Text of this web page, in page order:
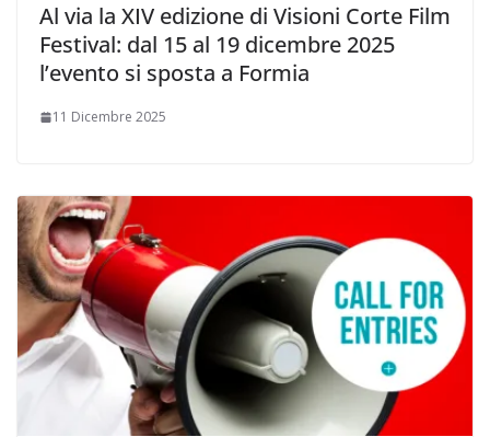
Al via la XIV edizione di Visioni Corte Film
Festival: dal 15 al 19 dicembre 2025
l’evento si sposta a Formia
11 Dicembre 2025